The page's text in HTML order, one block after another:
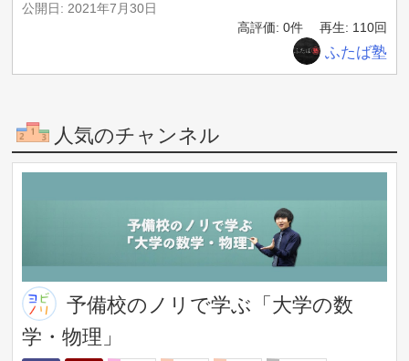
🏆豪華特典3個目🏆
【中級】韓国語講座ワークシート
第1回～第30回完全対応
PDF217ページ
╋━━━━━━━━╋
🏆豪華特典5個目🏆
╋━━━━━━━━╋
🏆豪華特典6個目🏆
TOPIK対策：実力アップ＆合格戦略！
公開日: 2021年7月30日
再生: 110回
高評価: 0件
ふたば塾
人気のチャンネル
予備校のノリで学ぶ「大学の数
学・物理」